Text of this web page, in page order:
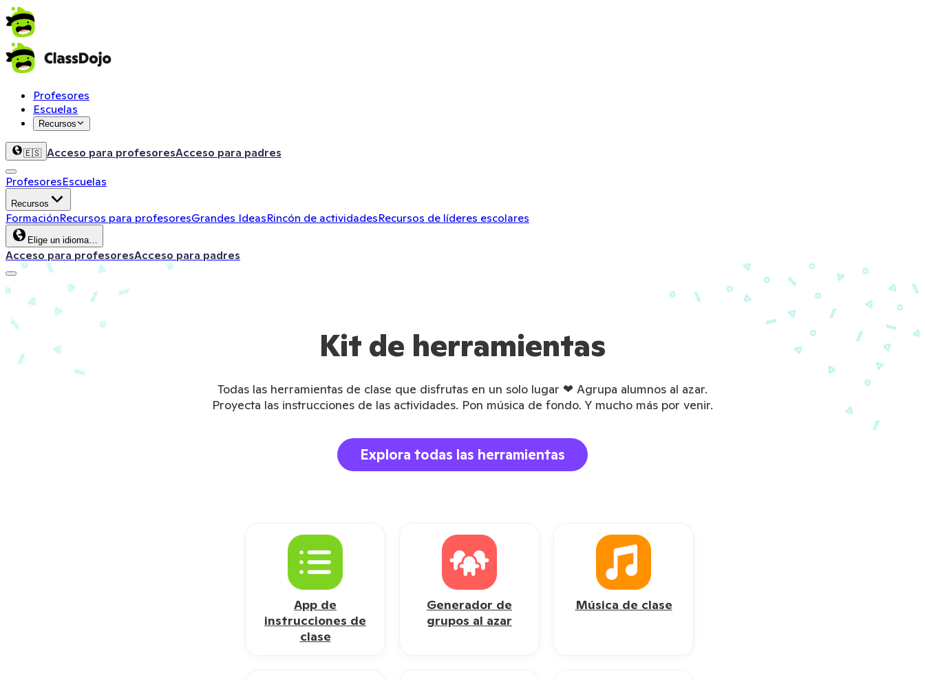
Profesores
Escuelas
Recursos
🇪🇸 Acceso para profesoresAcceso para padres
ProfesoresEscuelas
Recursos
FormaciónRecursos para profesoresGrandes IdeasRincón de actividadesRecursos de líderes escolares
Elige un idioma…
Acceso para profesoresAcceso para padres
Kit de herramientas
Todas las herramientas de clase que disfrutas en un solo lugar ❤ Agrupa alumnos al azar.
Proyecta las instrucciones de las actividades. Pon música de fondo. Y mucho más por venir.
Explora todas las herramientas
App de
instrucciones de
clase
Generador de
grupos al azar
Música de clase